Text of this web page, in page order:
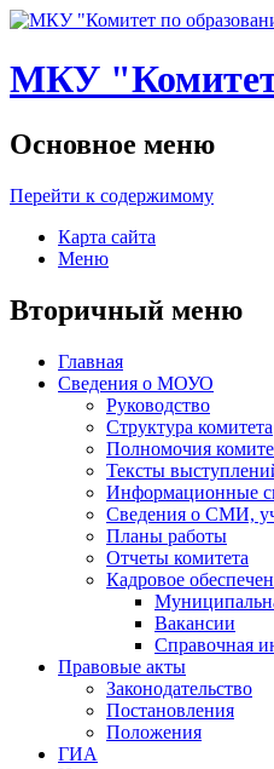
МКУ "Комитет
Основное меню
Перейти к содержимому
Карта сайта
Меню
Вторичный меню
Главная
Сведения о МОУО
Руководство
Структура комитета
Полномочия
Тексты
Информационные
Сведения о СМИ,
Планы работы
Отчеты комитета
Кадровое
Вакансии
Справочная
Правовые акты
Законодательство
Постановления
Положения
ГИА